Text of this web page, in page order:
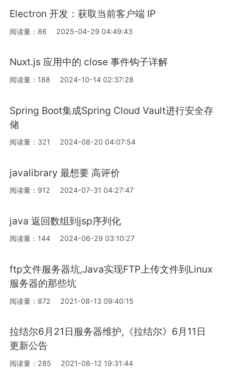
Electron 开发：获取当前客户端 IP
阅读量：86 2025-04-29 04:49:43
Nuxt.js 应用中的 close 事件钩子详解
阅读量：188 2024-10-14 02:37:28
Spring Boot集成Spring Cloud Vault进行安全存
储
阅读量：321 2024-08-20 04:07:54
javalibrary 最想要 高评价
阅读量：912 2024-07-31 04:27:47
java 返回数组到jsp序列化
阅读量：144 2024-06-29 03:10:27
ftp文件服务器坑,Java实现FTP上传文件到Linux
服务器的那些坑
阅读量：872 2021-08-13 09:40:15
拉结尔6月21日服务器维护,《拉结尔》6月11日
更新公告
阅读量：285 2021-08-12 19:31:44